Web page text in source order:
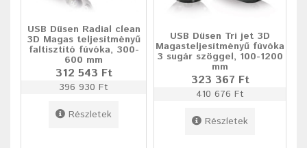
USB Düsen Radial clean
3D Magas teljesítményű
faltisztító fúvóka, 300-
600 mm
312 543 Ft
396 930 Ft
Részletek
USB Düsen Tri jet 3D
Magasteljesítményű fúvóka
3 sugár szöggel, 100-1200
mm
323 367 Ft
410 676 Ft
Részletek